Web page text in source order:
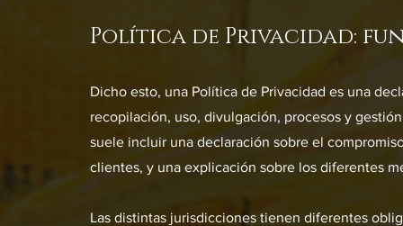
Política de Privacidad:
Dicho esto, una Política de Privacidad es una
recopilación, uso, divulgación, procesos y
suele incluir una declaración sobre el
clientes, y una explicación sobre los diferentes
Las distintas jurisdicciones tienen diferentes